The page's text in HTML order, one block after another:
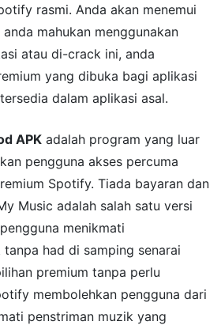
rasmi. Anda akan menemui
mahukan menggunakan
atau di-crack ini, anda
yang dibuka bagi aplikasi
dalam aplikasi asal.
APK adalah program yang luar
pengguna akses percuma
Spotify. Tiada bayaran dan
Music adalah salah satu versi
menikmati
had di samping senarai
premium tanpa perlu
membolehkan pengguna dari
penstriman muzik yang